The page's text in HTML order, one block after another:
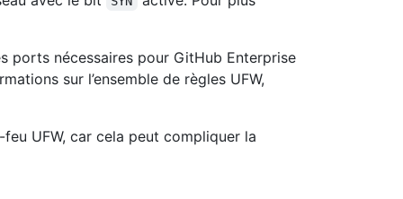
ports nécessaires pour GitHub Enterprise
sur l’ensemble de règles UFW,
UFW, car cela peut compliquer la